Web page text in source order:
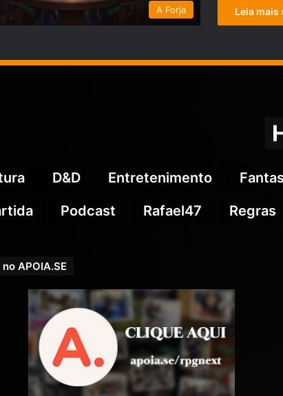
A Forja Leia mais
D&D Entretenimento
Podcast Rafael47 Regras
APOIA.SE